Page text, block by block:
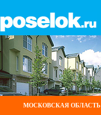
МОСКОВСКАЯ ОБЛАСТЬ